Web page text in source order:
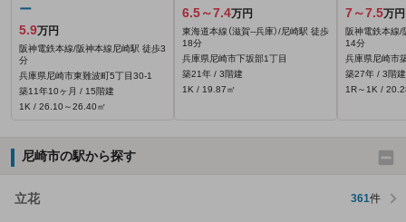
ー
5.9万円
阪神電鉄本線/阪神本線尼崎駅 徒歩3
分
兵庫県尼崎市東難波町5丁目30-1
築11年10ヶ月 / 15階建
1K / 26.10～26.40㎡
6.5～7.4万円
東海道本線（滋賀--兵庫）/尼崎駅 徒歩
18分
兵庫県尼崎市下坂部1丁目
築21年 / 3階建
1K / 19.87㎡
7～7.5万円
阪神電鉄本線/
14分
兵庫県尼崎市
築27年 / 3階建
1R～1K /
尼崎市の駅から探す
立花 361件